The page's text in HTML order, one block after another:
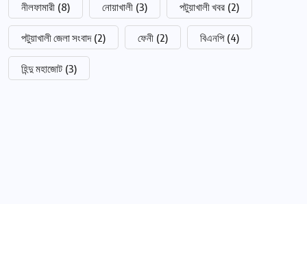
নীলফামারী (8) নোয়াখালী (3) পটুয়াখালী খবর (2)
পটুয়াখালী জেলা সংবাদ (2) ফেনী (2) বিএনপি (4)
হিন্দু মহাজোট (3)